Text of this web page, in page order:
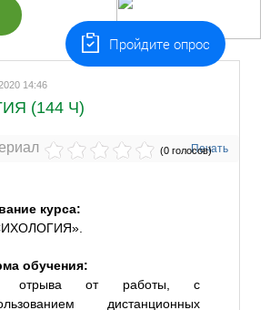
14:46
(144 Ч)
Печать
(0 голосов)
курса:
обучения:
отрыва от работы, с
дистанционных
Пройдите опрос